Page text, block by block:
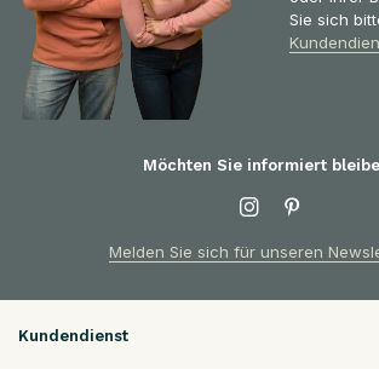
Sie sich
Möchten Sie informiert
Melden Sie sich für unseren
Kundendienst